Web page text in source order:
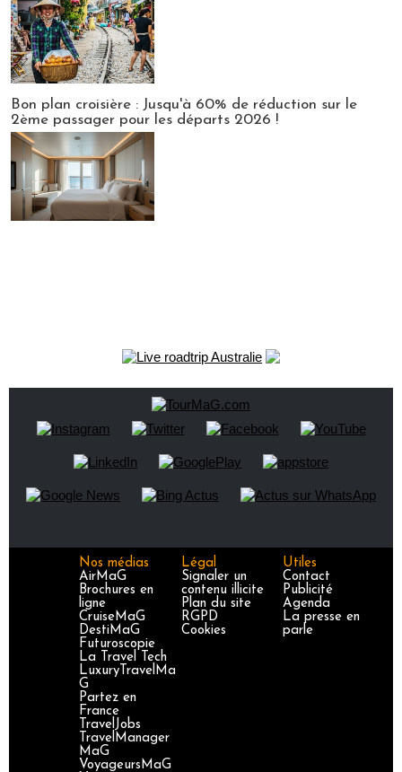
Bon plan croisière : Jusqu'à 60% de réduction sur le
2ème passager pour les départs 2026 !
Nos médias
AirMaG
Brochures en
ligne
CruiseMaG
DestiMaG
Futuroscopie
La Travel Tech
LuxuryTravelMa
G
Partez en
France
TravelJobs
TravelManager
MaG
VoyageursMaG
Légal
Signaler un
contenu illicite
Plan du site
RGPD
Cookies
Utiles
Contact
Publicité
Agenda
La presse en
parle